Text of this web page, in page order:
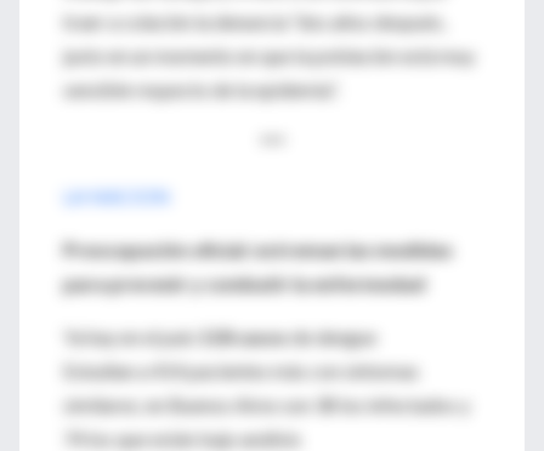
traer a colación la denuncia “dos años después,
justo en un momento en que la población está muy
sensible respecto de la epidemia”.
LA NACION
Preocupación oficial: extreman las medidas
para prevenir y combatir la enfermedad
Ya hay en el país 118 casosde dengue
Estudian a 414 pacientes más con síntomas
similares; en Buenos Aires son 38 los infectados y
74 los que están bajo análisis